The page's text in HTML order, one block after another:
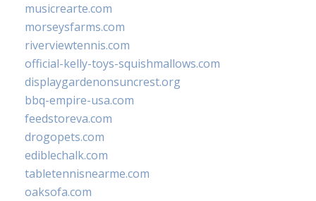
musicrearte.com
morseysfarms.com
riverviewtennis.com
official-kelly-toys-squishmallows.com
displaygardenonsuncrest.org
bbq-empire-usa.com
feedstoreva.com
drogopets.com
ediblechalk.com
tabletennisnearme.com
oaksofa.com